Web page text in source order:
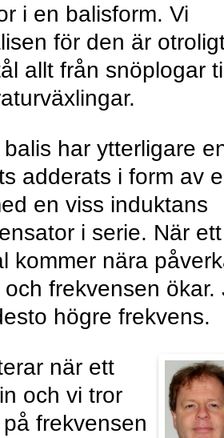
i en balisform. Vi
för den är
allt från snöplogar
har ytterligare
adderats i form av
en viss induktans
i serie. När ett
kommer nära
frekvensen ökar.
högre frekvens.
när ett
och vi tror
frekvensen